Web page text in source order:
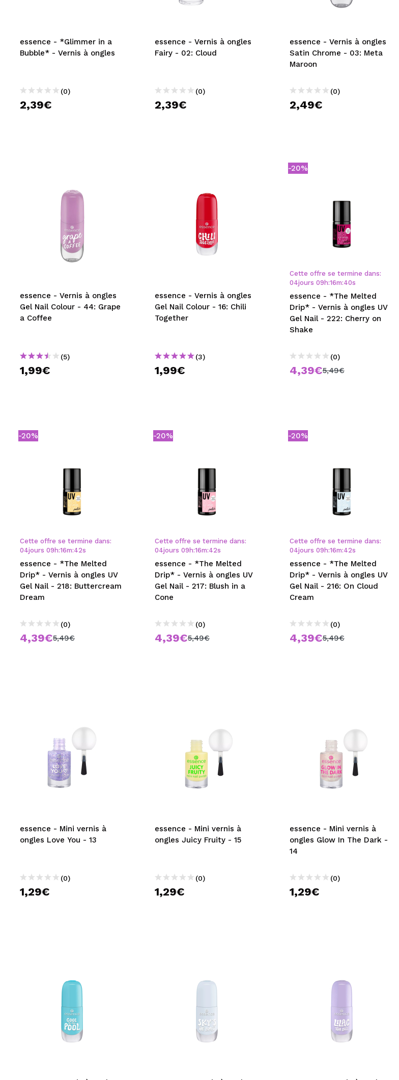
essence - *Glimmer in a
Bubble* - Vernis à ongles
(0)
2,39€
essence - Vernis à ongles
Fairy - 02: Cloud
(0)
2,39€
essence - Vernis à ongles
Satin Chrome - 03: Meta
Maroon
(0)
2,49€
essence - Vernis à ongles
Gel Nail Colour - 44: Grape
a Coffee
(5)
1,99€
essence - Vernis à ongles
Gel Nail Colour - 16: Chili
Together
(3)
1,99€
-20%
Cette offre se termine dans:
04jours 09 h:16m:39s
essence - *The Melted
Drip* - Vernis à ongles UV
Gel Nail - 222: Cherry on
Shake
(0)
4,39€5,49€
-20%
Cette offre se termine dans:
04jours 09 h:16m:42s
essence - *The Melted
Drip* - Vernis à ongles UV
Gel Nail - 218: Buttercream
Dream
(0)
4,39€5,49€
-20%
Cette offre se termine dans:
04jours 09 h:16m:42s
essence - *The Melted
Drip* - Vernis à ongles UV
Gel Nail - 217: Blush in a
Cone
(0)
4,39€5,49€
-20%
Cette offre se termine dans:
04jours 09 h:16m:42s
essence - *The Melted
Drip* - Vernis à ongles UV
Gel Nail - 216: On Cloud
Cream
(0)
4,39€5,49€
essence - Mini vernis à
ongles Love You - 13
(0)
1,29€
essence - Mini vernis à
ongles Juicy Fruity - 15
(0)
1,29€
essence - Mini vernis à
ongles Glow In The Dark -
14
(0)
1,29€